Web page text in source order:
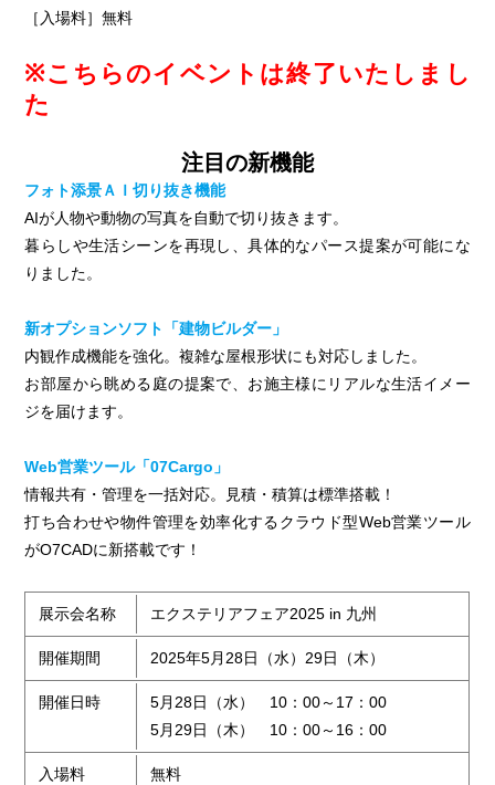
［入場料］無料
※こちらのイベントは終了いたしまし
た
注目の新機能
フォト添景ＡＩ切り抜き機能
AIが人物や動物の写真を自動で切り抜きます。
暮らしや生活シーンを再現し、具体的なパース提案が可能にな
りました。
新オプションソフト「建物ビルダー」
内観作成機能を強化。複雑な屋根形状にも対応しました。
お部屋から眺める庭の提案で、お施主様にリアルな生活イメー
ジを届けます。
Web営業ツール「07Cargo」
情報共有・管理を一括対応。見積・積算は標準搭載！
打ち合わせや物件管理を効率化するクラウド型Web営業ツール
がO7CADに新搭載です！
展示会名称 エクステリアフェア2025 in 九州
開催期間 2025年5月28日（水）29日（木）
開催日時
5月28日（水） 10：00～17：00
5月29日（木） 10：00～16：00
入場料 無料